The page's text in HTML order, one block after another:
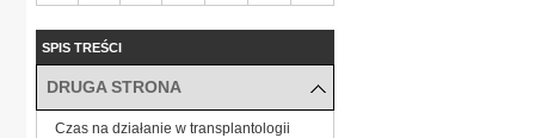
SPIS TREŚCI
DRUGA STRONA
Czas na działanie w transplantologii